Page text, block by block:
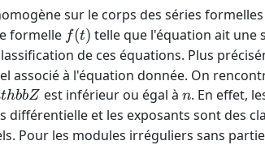
sur le corps des séries formelles
formelle f(t)
f(t) telle que l'équation ait une
de ces équations. Plus
à l'équation donnée. On
thbbZ est inférieur ou égal à n
n. En effet,
et les exposants sont des
Pour les modules irréguliers sans